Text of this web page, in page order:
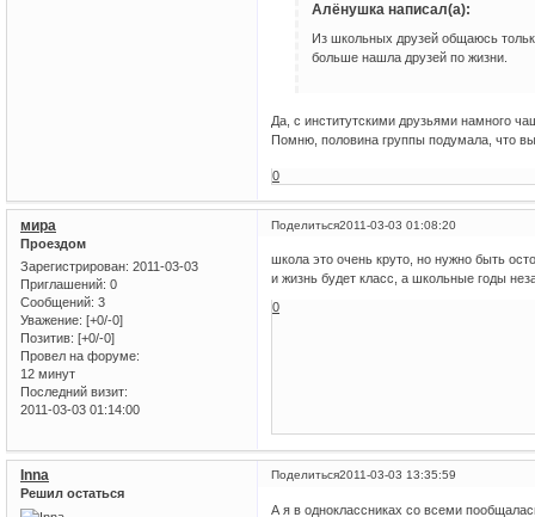
Алёнушка написал(а):
Из школьных друзей общаюсь
больше нашла друзей по жизни.
Да, с институтскими друзьями намного
Помню, половина группы подумала, что
0
Поделиться2011-03-03 01:08:20
мира
Проездом
Зарегистрирован: 2011-03-03
Приглашений: 0
Сообщений: 3
Уважение: [+0/-0]
Позитив: [+0/-0]
Провел на форуме:
12 минут
Последний визит:
2011-03-03 01:14:00
школа это очень круто, но нужно быть
и жизнь будет класс, а школьные годы
0
Поделиться2011-03-03 13:35:59
Inna
Решил остаться
А я в одноклассниках со всеми